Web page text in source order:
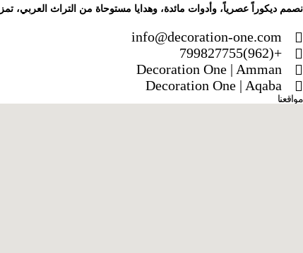
نصمم ديكوراً عصرياً، وأدوات مائدة، وهدايا مستوحاة من التراث العربي،
info@decoration-one.com
+(962)799827755
Decoration One | Amman
Decoration One | Aqaba
مواقعنا